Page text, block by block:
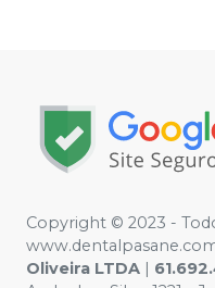
Copyright © 2023 -
Oliveira LTDA |